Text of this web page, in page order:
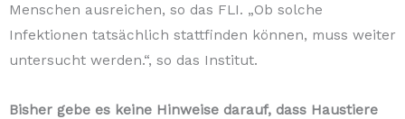
Menschen ausreichen, so das FLI. „Ob solche
Infektionen tatsächlich stattfinden können, muss weiter
untersucht werden.“, so das Institut.
Bisher gebe es keine Hinweise darauf, dass Haustiere